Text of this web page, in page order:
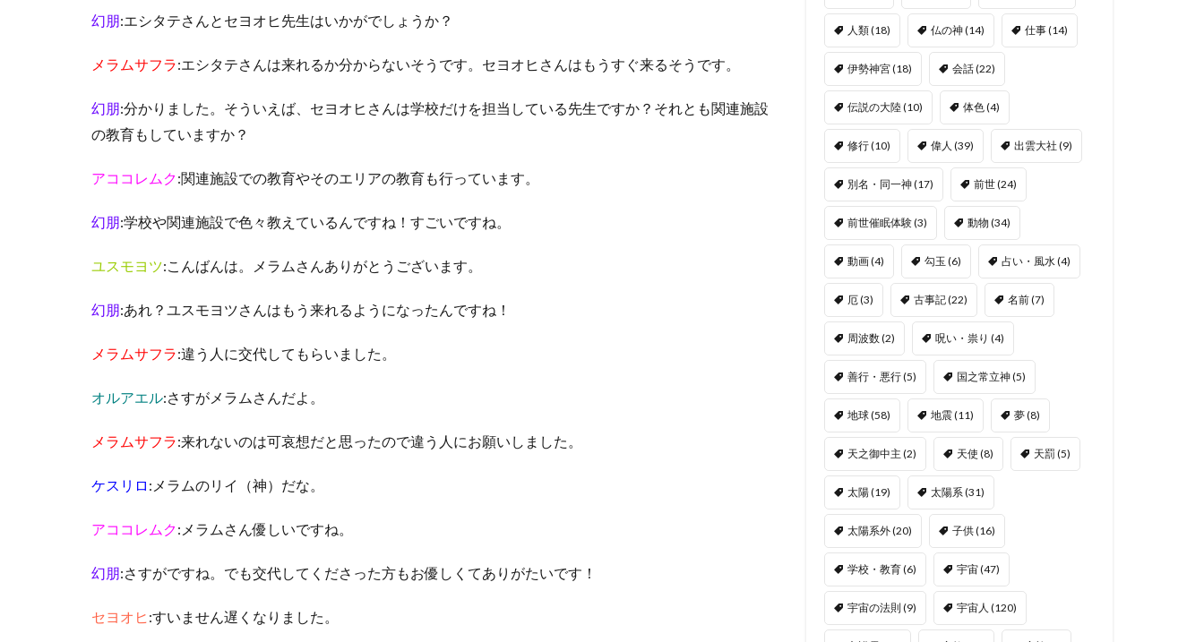
幻朋:エシタテさんとセヨオヒ先生はいかがでしょうか？
メラムサフラ:エシタテさんは来れるか分からないそうです。セヨオヒさんはもうすぐ来るそうです。
幻朋:分かりました。そういえば、セヨオヒさんは学校だけを担当している先生ですか？それとも関連施設
の教育もしていますか？
アココレムク:関連施設での教育やそのエリアの教育も行っています。
幻朋:学校や関連施設で色々教えているんですね！すごいですね。
ユスモヨツ:こんばんは。メラムさんありがとうございます。
幻朋:あれ？ユスモヨツさんはもう来れるようになったんですね！
メラムサフラ:違う人に交代してもらいました。
オルアエル:さすがメラムさんだよ。
メラムサフラ:来れないのは可哀想だと思ったので違う人にお願いしました。
ケスリロ :メラムのリイ（神）だな。
アココレムク:メラムさん優しいですね。
幻朋:さすがですね。でも交代してくださった方もお優しくてありがたいです！
セヨオヒ :すいません遅くなりました。
人類(18) 仏の神(14) 仕事(14)
伊勢神宮(18) 会話(22)
伝説の大陸(10) 体色(4)
修行(10) 偉人 (39) 出雲大社 (9)
別名・同一神(17) 前世(24)
前世催眠体験(3) 動物 (34)
動画(4) 勾玉 (6) 占い・風水(4)
厄(3) 古事記(22) 名前(7)
周波数(2) 呪い・祟り (4)
善行・悪行(5) 国之常立神(5)
地球(58) 地震(11) 夢(8)
天之御中主 (2) 天使 (8) 天罰 (5)
太陽(19) 太陽系(31)
太陽系外(20) 子供(16)
学校・教育(6) 宇宙(47)
宇宙の法則 (9) 宇宙人 (120)